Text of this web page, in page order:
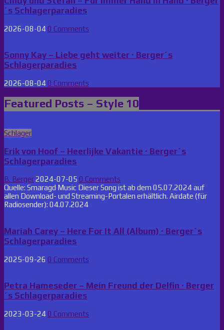
´s Schlagerparadies
2026-08-04 0 Comments
Sonny Kay – Liebe geht weiter · Berger´s
Schlagerparadies
2026-08-04 0 Comments
Featured Posts – Style 10
Posted
Schlager
Erik von Hoof – Heerlijke Vakantie · Berger´s
Schlagerparadies
B. Berger2024-07-05 0 Comments
Quelle: Smaragd Music Dieser Song ist ab dem 05.07.2024 auf
allen Download- und Streaming-Portalen erhältlich. Airdate (für
Radiosender): 04.07.2024
Mariah Carey – Here For It All (Album) · Berger´s
Schlagerparadies
2025-09-26 0 Comments
Petra Hameseder – Mein Freund der Delfin · Berger
´s Schlagerparadies
2023-03-24 0 Comments